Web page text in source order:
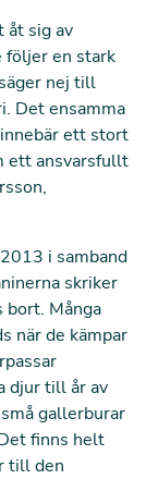
åt sig av
följer en stark
nej till
Det ensamma
ett stort
ett ansvarsfullt
i samband
skriker
bort. Många
när de kämpar
djur till år av
gallerburar
finns helt
till den